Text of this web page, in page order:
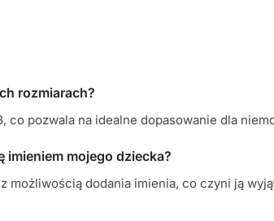
rozmiarach?
co pozwala na idealne dopasowanie dla
imieniem mojego dziecka?
możliwością dodania imienia, co czyni ją